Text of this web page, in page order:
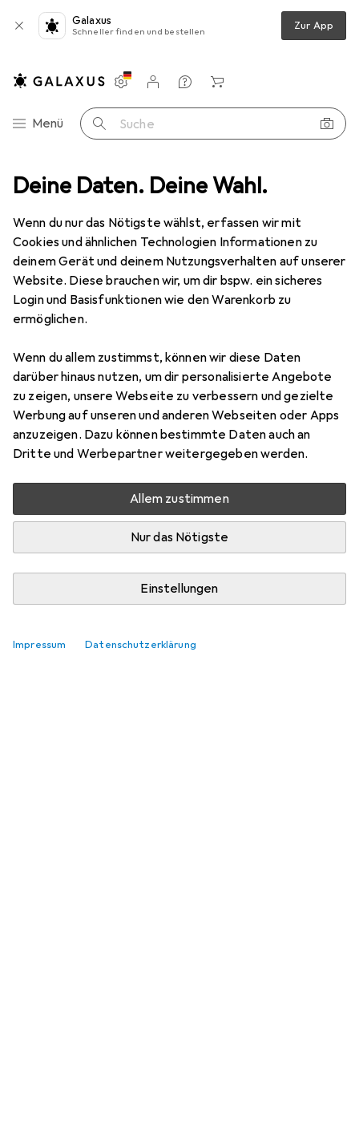
Deine Daten. Deine Wahl.
Wenn du nur das Nötigste wählst, erfassen wir mit
Cookies und ähnlichen Technologien Informationen zu
deinem Gerät und deinem Nutzungsverhalten auf unserer
Website. Diese brauchen wir, um dir bspw. ein sicheres
Login und Basisfunktionen wie den Warenkorb zu
ermöglichen.
Wenn du allem zustimmst, können wir diese Daten
darüber hinaus nutzen, um dir personalisierte Angebote
zu zeigen, unsere Webseite zu verbessern und gezielte
Werbung auf unseren und anderen Webseiten oder Apps
anzuzeigen. Dazu können bestimmte Daten auch an
Dritte und Werbepartner weitergegeben werden.
Allem zustimmen
Nur das Nötigste
Einstellungen
Impressum Datenschutzerklärung
Galaxus
Schneller finden und bestellen Zur App
Navigation nach Kategorien
Menü Suche
Einstellungen
Kundenkonto
Vergleichslisten
Merklisten
Warenkorb
Pendelleuchte Deko-Light Barro II
Deko-LightBarro II
GU10
Zubehör für Deko-Light Barro II
Hier findest du passendes Zubehör zum Produkt Deko-
Light Barro II.
Relevanz
Keine Produkte gefunden